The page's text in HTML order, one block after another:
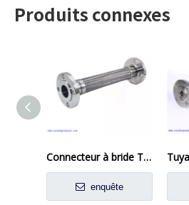
Produits connexes
Connecteur à bride Tuyau flexible en métal
enquête